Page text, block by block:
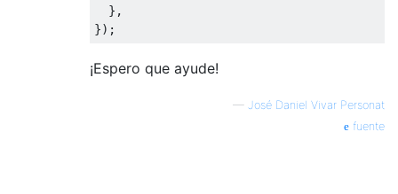
},
});
¡Espero que ayude!
— José Daniel Vivar Personat
fuente